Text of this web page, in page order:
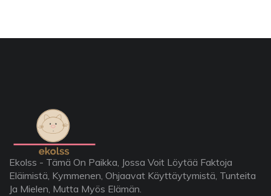
Ekolss - Tämä On Paikka, Jossa Voit Löytää Faktoja
Eläimistä, Kymmenen, Ohjaavat Käyttäytymistä, Tunteita
Ja Mielen, Mutta Myös Elämän.